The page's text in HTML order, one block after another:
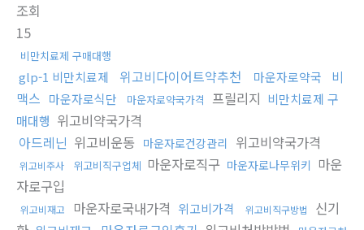
조회
15
비만치료제 구매대행
glp-1 비만치료제 위고비다이어트약추천 마운자로약국
비
맥스 마운자로식단 마운자로약국가격 프릴리지 비만치료제 구
매대행 위고비약국가격
아드레닌 위고비운동 마운자로건강관리 위고비약국가격
위고비주사 위고비직구업체 마운자로직구 마운자로나무위키 마운
자로구입
위고비재고 마운자로국내가격 위고비가격 위고비직구방법
신기